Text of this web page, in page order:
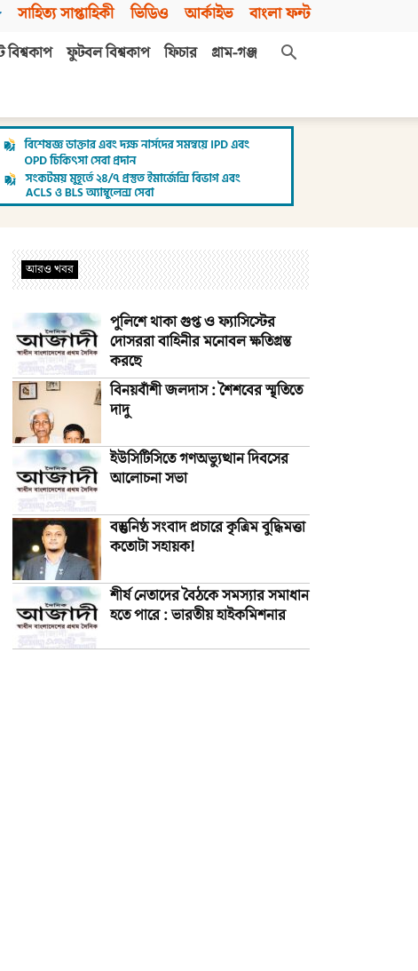
সাহিত্য সাপ্তাহিকী ভিডিও আর্কাইভ বাংলা ফন্ট
বিশ্বকাপ ফুটবল বিশ্বকাপ ফিচার
গ্রাম-গঞ্জ
আরও খবর
পুলিশে থাকা গুপ্ত ও ফ্যাসিস্টের
দোসররা বাহিনীর মনোবল ক্ষতিগ্রস্ত
করছে
বিনয়বাঁশী জলদাস : শৈশবের স্মৃতিতে
দাদু
ইউসিটিসিতে গণঅভ্যুত্থান দিবসের
আলোচনা সভা
বস্তুনিষ্ঠ সংবাদ প্রচারে কৃত্রিম বুদ্ধিমত্তা
কতোটা সহায়ক!
শীর্ষ নেতাদের বৈঠকে সমস্যার সমাধান
হতে পারে : ভারতীয় হাইকমিশনার